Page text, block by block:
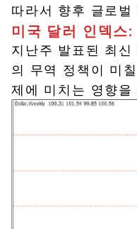
따라서 향후 글로
미국 달러 인덱스:
지난주 발표된 최
의 무역 정책이 미
제에 미치는 영향